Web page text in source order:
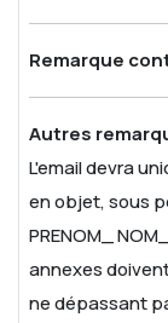
Remarque
Autres
L'email devra
en objet, sous
PRENOM_
annexes
ne dépassant